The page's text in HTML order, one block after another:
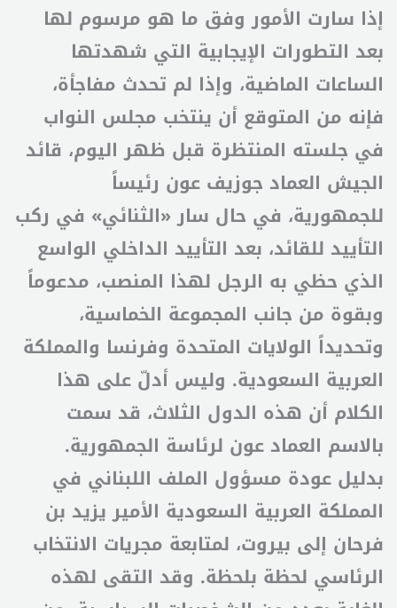
إذا سارت الأمور وفق ما هو مرسوم لها
بعد التطورات الإيجابية التي شهدتها
الساعات الماضية، وإذا لم تحدث مفاجأة،
فإنه من المتوقع أن ينتخب مجلس النواب
في جلسته المنتظرة قبل ظهر اليوم، قائد
الجيش العماد جوزيف عون رئيساً
للجمهورية، في حال سار «الثنائي» في ركب
التأييد للقائد، بعد التأييد الداخلي الواسع
الذي حظي به الرجل لهذا المنصب، مدعوماً
وبقوة من جانب المجموعة الخماسية،
وتحديداً الولايات المتحدة وفرنسا والمملكة
العربية السعودية. وليس أدلّ على هذا
الكلام أن هذه الدول الثلاث، قد سمت
بالاسم العماد عون لرئاسة الجمهورية.
بدليل عودة مسؤول الملف اللبناني في
المملكة العربية السعودية الأمير يزيد بن
فرحان إلى بيروت، لمتابعة مجريات الانتخاب
الرئاسي لحظة بلحظة. وقد التقى لهذه